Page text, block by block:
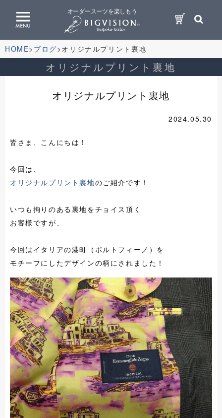
オーダースーツを楽しもう
HOME ブログ オリジナルプリント裏地
オリジナルプリント裏地
オリジナルプリント裏地
2024.05.30
皆さま、こんにちは！
今回は、
オリジナルプリント裏地のご紹介です！
いつも拘りのある裏地をチョイス頂く
お客様ですが、
今回はイタリアの港町（ポルトフィーノ）を
モチーフにしたデザインの柄にされました！